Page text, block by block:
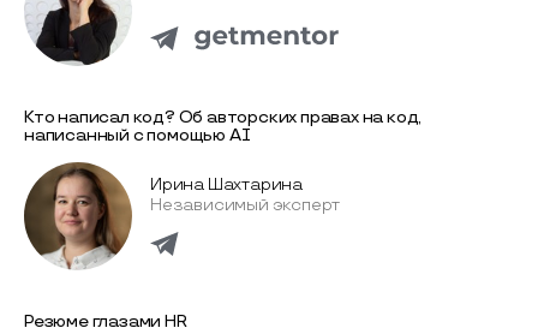
Кто написал код? Об авторских правах на код,
написанный с помощью AI
Ирина Шахтарина
Независимый эксперт
Резюме глазами HR